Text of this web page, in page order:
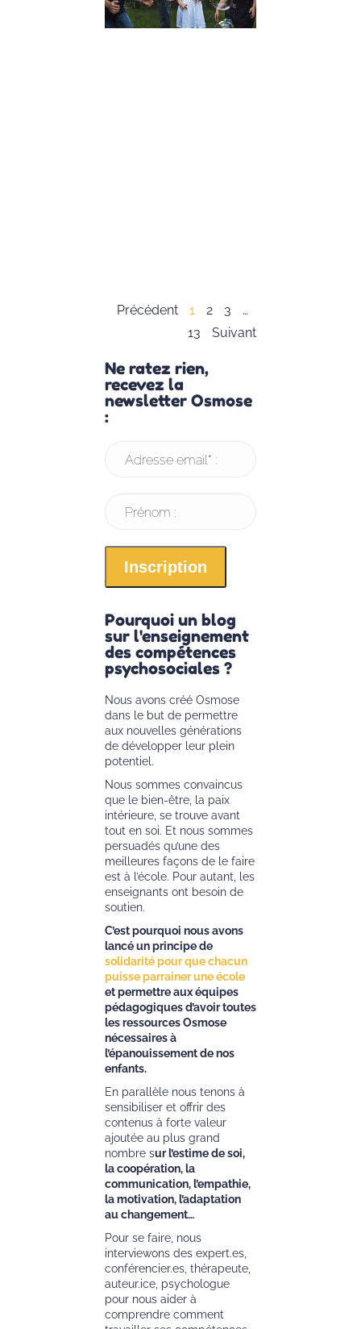
Précédent 1 2 3
…
13
Suivant
Ne ratez rien,
recevez la
newsletter Osmose
:
Adresse email* :
Prénom :
Pourquoi un blog
sur l'enseignement
des compétences
psychosociales ?
Nous avons créé Osmose
dans le but de permettre
aux nouvelles générations
de développer leur plein
potentiel.
Nous sommes convaincus
que le bien-être, la paix
intérieure, se trouve avant
tout en soi. Et nous sommes
persuadés qu’une des
meilleures façons de le faire
est à l’école. Pour autant, les
enseignants ont besoin de
soutien.
C’est pourquoi nous avons
lancé un principe de
solidarité pour que chacun
puisse parrainer une école
et permettre aux équipes
pédagogiques d’avoir toutes
les ressources Osmose
nécessaires à
l’épanouissement de nos
enfants.
En parallèle nous tenons à
sensibiliser et offrir des
contenus à forte valeur
ajoutée au plus grand
nombre sur l’estime de soi,
la coopération, la
communication, l’empathie,
la motivation, l’adaptation
au changement…
Pour se faire, nous
interviewons des expert.es,
conférencier.es, thérapeute,
auteur.ice, psychologue
pour nous aider à
comprendre comment